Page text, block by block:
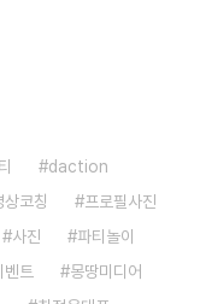
daction
상코칭
프로필사진
사진
파티놀이
벤트
몽땅미디어